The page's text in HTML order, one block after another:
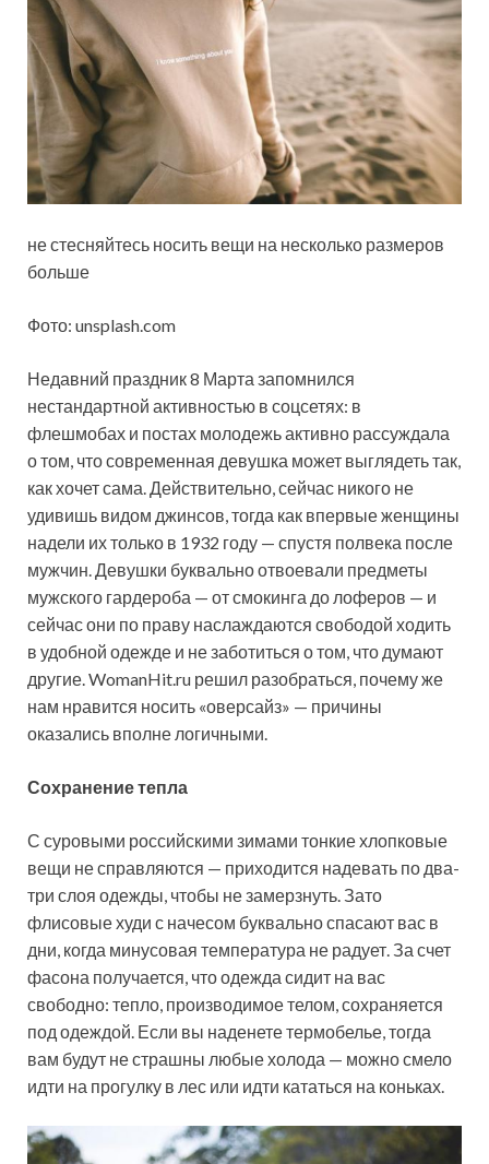
не стесняйтесь носить вещи на несколько размеров
больше
Фото: unsplash.com
Недавний праздник 8 Марта запомнился
нестандартной активностью в соцсетях: в
флешмобах и постах молодежь активно рассуждала
о том, что современная девушка может выглядеть так,
как хочет сама.Действительно, сейчас никого не
удивишь видом джинсов, тогда как впервые женщины
надели их только в 1932 году — спустя полвека после
мужчин. Девушки буквально отвоевали предметы
мужского гардероба — от смокинга до лоферов — и
сейчас они по праву наслаждаются свободой ходить
в удобной одежде и не заботиться о том, что думают
другие. WomanHit.ru решил разобраться, почему же
нам нравится носить «оверсайз» — причины
оказались вполне логичными.
Сохранение тепла
С суровыми российскими зимами тонкие хлопковые
вещи не справляются — приходится надевать по два-
три слоя одежды, чтобы не замерзнуть. Зато
флисовые худи с начесом буквально спасают вас в
дни, когда минусовая температура не радует. За счет
фасона получается, что одежда сидит на вас
свободно: тепло, производимое телом, сохраняется
под одеждой. Если вы наденете термобелье, тогда
вам будут не страшны любые холода — можно смело
идти на прогулку в лес или идти кататься на коньках.